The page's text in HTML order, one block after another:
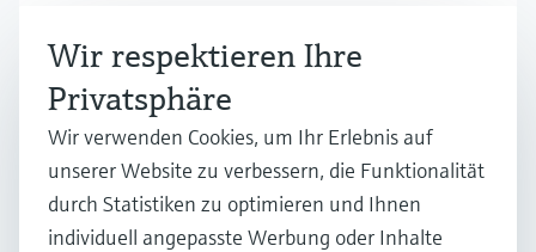
Mehr erfahren
Life Sciences: Innovative Technologie
für Prozessexzellenz
Wir respektieren Ihre
Privatsphäre
Wir verwenden Cookies, um Ihr Erlebnis auf
unserer Website zu verbessern, die Funktionalität
durch Statistiken zu optimieren und Ihnen
individuell angepasste Werbung oder Inhalte